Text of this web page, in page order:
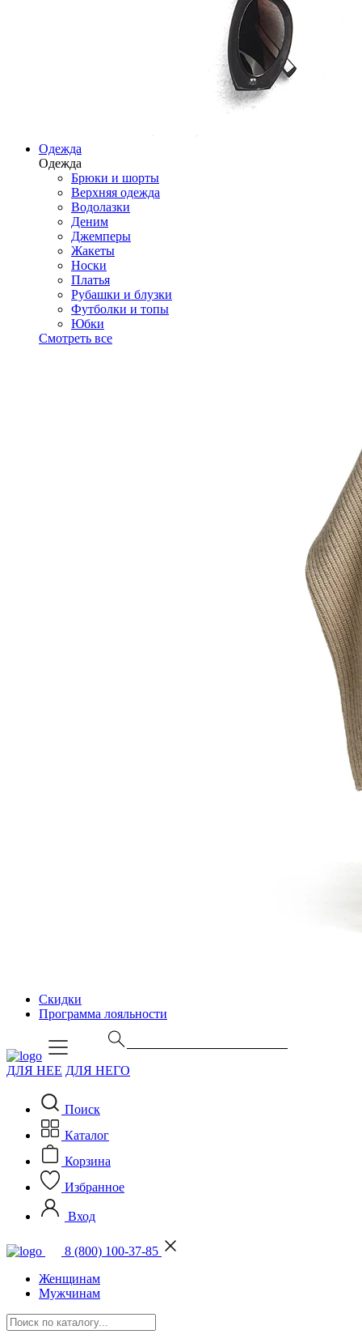
Одежда
Одежда
Брюки и шорты
Верхняя одежда
Водолазки
Деним
Джемперы
Жакеты
Носки
Платья
Рубашки и блузки
Футболки и топы
Юбки
Смотреть все
Скидки
Программа лояльности
ДЛЯ НЕЕ ДЛЯ НЕГО
Поиск
Каталог
Корзина
Избранное
Вход
8 (800) 100-37-85
Женщинам
Мужчинам